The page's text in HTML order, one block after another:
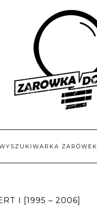
I [1995 – 2006]